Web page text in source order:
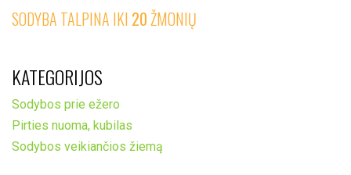
SODYBA TALPINA IKI 20ŽMONIŲ
KATEGORIJOS
Sodybos prie ežero
Pirties nuoma, kubilas
Sodybos veikiančios žiemą